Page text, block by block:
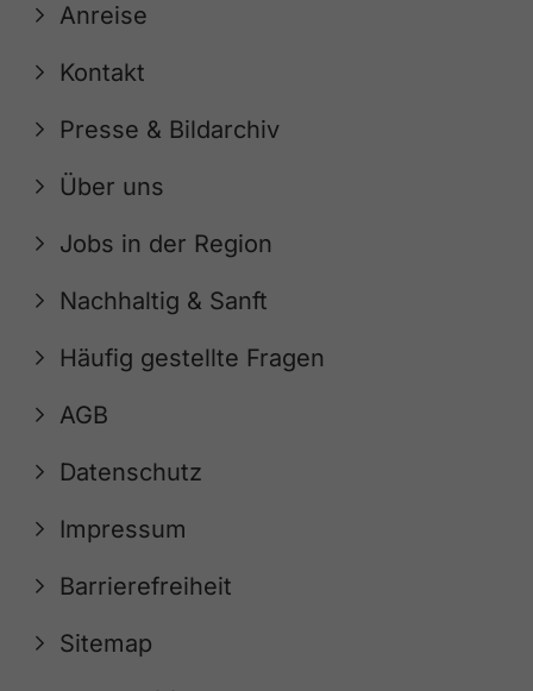
Anreise
Kontakt
Presse & Bildarchiv
Über uns
Jobs in der Region
Nachhaltig & Sanft
Häufig gestellte Fragen
AGB
Datenschutz
Impressum
Barrierefreiheit
Sitemap